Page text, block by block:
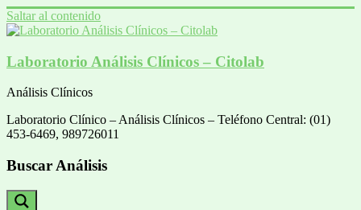
Saltar al contenido
Laboratorio Análisis Clínicos – Citolab
Análisis Clínicos
Laboratorio Clínico – Análisis Clínicos – Teléfono Central: (01)
453-6469, 989726011
Buscar Análisis